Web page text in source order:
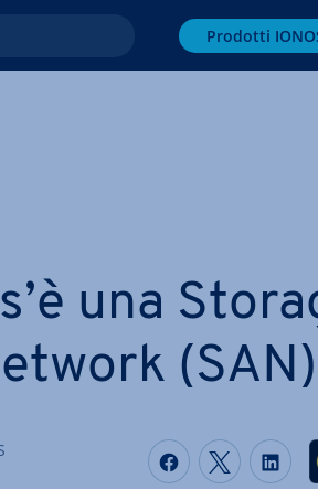
Prodotti
una
Condividi